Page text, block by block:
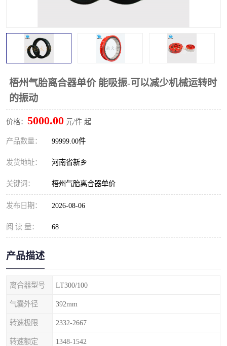
梧州气胎离合器单价 能吸振-可以减少机械运转时
的振动
价格： 5000.00 元/件 起
产品数量： 99999.00件
发货地址： 河南省新乡
关键词： 梧州气胎离合器单价
发布日期： 2026-08-06
阅 读 量： 68
产品描述
离合器型号 LT300/100
气囊外径 392mm
转速极限 2332-2667
转速额定 1348-1542
联轴器